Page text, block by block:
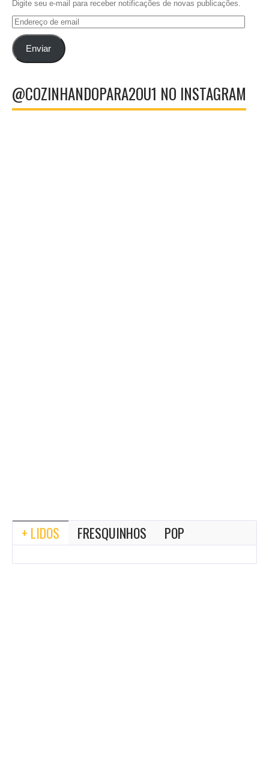
Digite seu e-mail para receber notificações de novas publicações.
Endereço
emailEnviar
@COZINHANDOPARA2OU1 NO INSTAGRAM
+ LIDOS FRESQUINHOS POP